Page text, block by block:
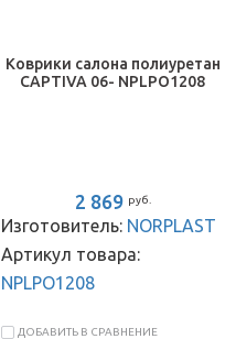
Коврики салона полиуретан
CAPTIVA 06- NPLPO1208
2 869 руб.
Изготовитель: NORPLAST
Артикул товара:
NPLPO1208
ДОБАВИТЬ В СРАВНЕНИЕ